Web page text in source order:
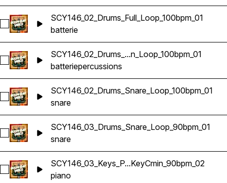
Sélectionnez SCY146_02_Drums_Full_Loop_100bpm_01
SCY146_02_Drums_Full_Loop_100bpm_01
batterie
Sélectionnez
SCY146_02_Drums_...n_Loop_100bpm_01
batteriepercussions
Sélectionnez SCY146_02_Drums_Snare_Loop_100bpm_01
SCY146_02_Drums_Snare_Loop_100bpm_01
snare
Sélectionnez SCY146_03_Drums_Snare_Loop_90bpm_01
SCY146_03_Drums_Snare_Loop_90bpm_01
snare
Sélectionnez
SCY146_03_Keys_P...KeyCmin_90bpm_02
piano